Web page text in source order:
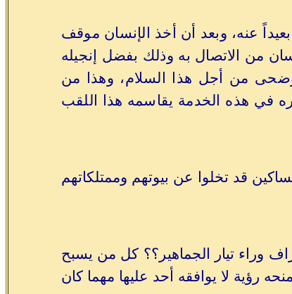
عنه، وبعد أن أخذ الإنسان موقف
من الاتصال به وذلك بفضل إنجيله
من أجل هذا السلام، وهذا من
في هذه الخدمة يقاسمه هذا اللقب
قد تخلوا عن بيوتهم وممتلكاتهم
وراء تيار الجماهير؟؟ كل من يسبح
رؤية لا يوافقه أحد عليها مهما كان